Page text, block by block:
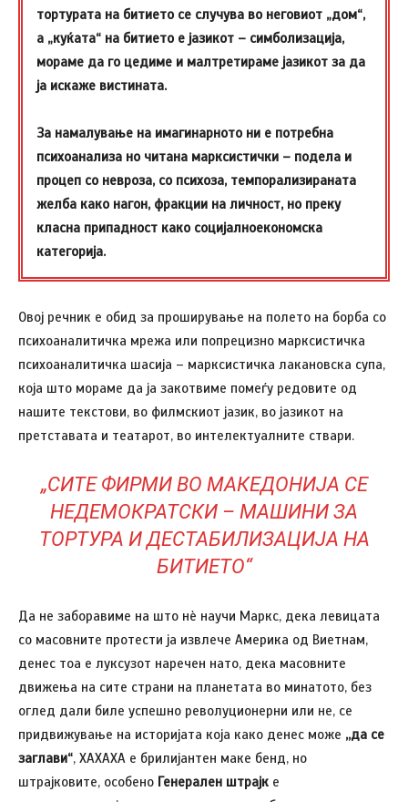
тортурата на битието се случува во неговиот „дом“,
а „куќата“ на битието е јазикот – симболизација,
мораме да го цедиме и малтретираме јазикот за да
ја искаже вистината.
За намалување на имагинарното ни е потребна
психоанализа но читана марксистички – подела и
процеп со невроза, со психоза, темпорализираната
желба како нагон, фракции на личност, но преку
класна припадност како социјалноекономска
категорија.
Овој речник е обид за проширување на полето на борба со
психоаналитичка мрежа или попрецизно марксистичка
психоаналитичка шасија – марксистичка лакановска супа,
која што мораме да ја закотвиме помеѓу редовите од
нашите текстови, во филмскиот јазик, во јазикот на
претставата и театарот, во интелектуалните ствари.
„СИТЕ ФИРМИ ВО МАКЕДОНИЈА СЕ
НЕДЕМОКРАТСКИ – МАШИНИ ЗА
ТОРТУРА И ДЕСТАБИЛИЗАЦИЈА НА
БИТИЕТО“
Да не заборавиме на што нè научи Маркс, дека левицата
со масовните протести ја извлече Америка од Виетнам,
денес тоа е луксузот наречен нато, дека масовните
движења на сите страни на планетата во минатото, без
оглед дали биле успешно револуционерни или не, се
придвижување на историјата која како денес може ,,да се
заглави“, ХАХАХА е брилијантен маке бенд, но
штрајковите, особено Генерален штрајк е